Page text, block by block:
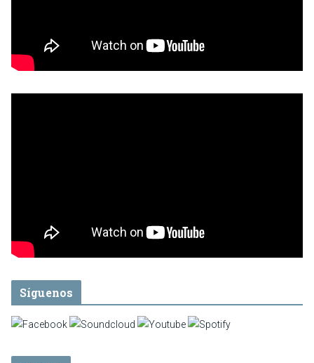
Síguenos